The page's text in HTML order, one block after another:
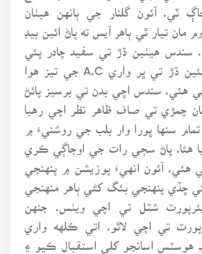
ٿي. آئون گلنار جي ٻانهن هيٺان
مان تيار ٿي ٻاهر آيس ته پاڻ ائين بيڊ
سندس هيٺين ڌڙ تي سفيد چادر پئي
هئي. پر سندس مٿئين ڌڙ تي ڀر واري A.C جي تيز هوا
هئي. سندس اڇي بدن تي برسيز پائڻ
چمڙي تي صاف ظاهر نظر اچي رهيا
تمام سنها ڀورا وار بلب جي روشنيءَ ۾
هئا. پاڻ سڄي رات جي اوجاڳي ڪري
هئي. آئون انهيءَ پوزيشن ۾ پنهنجي
کي ڇڏي پنهنجي بئگ کڻي ٻاهر منهنجي
شٽل تي اچي ويٺس. جنهن
تي اچي لاٿو. اتي ڪلهه واري
هوسٽس اسانجو کلي استقبال ڪيو ۽